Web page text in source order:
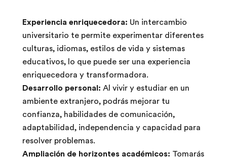
Experiencia enriquecedora: Un intercambio
universitario te permite experimentar diferentes
culturas, idiomas, estilos de vida y sistemas
educativos, lo que puede ser una experiencia
enriquecedora y transformadora.
Desarrollo personal: Al vivir y estudiar en un
ambiente extranjero, podrás mejorar tu
confianza, habilidades de comunicación,
adaptabilidad, independencia y capacidad para
resolver problemas.
Ampliación de horizontes académicos: Tomarás